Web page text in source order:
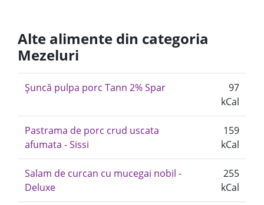
Alte alimente din categoria
Mezeluri
Șuncă pulpa porc Tann 2% Spar
97
kCal
Pastrama de porc crud uscata
afumata - Sissi
159
kCal
Salam de curcan cu mucegai nobil -
Deluxe
255
kCal